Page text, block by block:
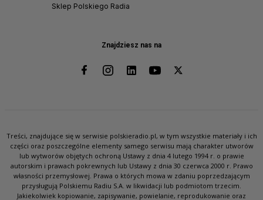
Znajdziesz nas na
Sklep Polskiego Radia
Treści, znajdujące się w serwisie polskieradio.pl, w tym wszystkie materiały i ich
części oraz poszczególne elementy samego serwisu mają charakter utworów
lub wytworów objętych ochroną Ustawy z dnia 4 lutego 1994 r. o prawie
autorskim i prawach pokrewnych lub Ustawy z dnia 30 czerwca 2000 r. Prawo
własności przemysłowej. Prawa o których mowa w zdaniu poprzedzającym
przysługują Polskiemu Radiu S.A. w likwidacji lub podmiotom trzecim.
Jakiekolwiek kopiowanie, zapisywanie, powielanie, reprodukowanie oraz